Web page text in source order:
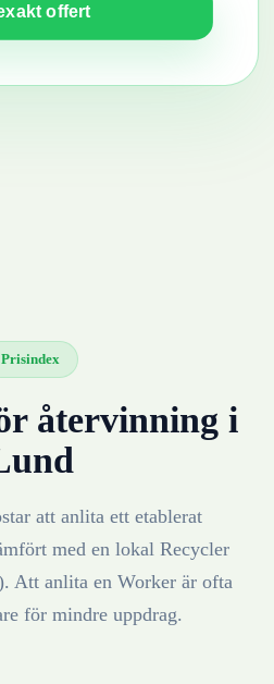
offert
Prisindex
återvinning i
att anlita ett etablerat
med en lokal Recycler
Att anlita en Worker är ofta
för mindre uppdrag.